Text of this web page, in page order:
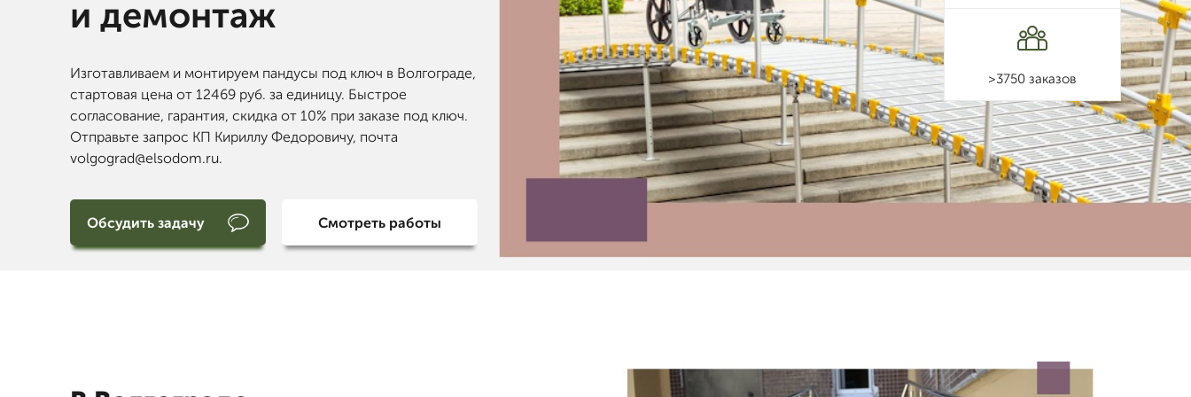
и демонтаж
Изготавливаем и монтируем пандусы под ключ в Волгограде,
стартовая цена от 12469 руб. за единицу. Быстрое
согласование, гарантия, скидка от 10% при заказе под ключ.
Отправьте запрос КП Кириллу Федоровичу, почта
volgograd@elsodom.ru.
Обсудить задачу Смотреть работы
>3750 заказов